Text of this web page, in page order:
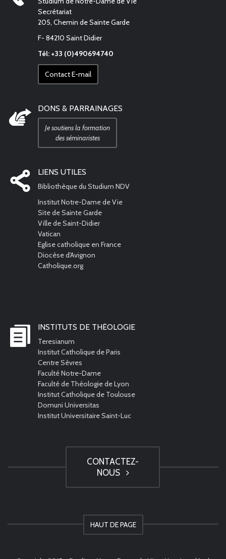
Secrétariat
205, Chemin de Sainte Garde
F- 84210 Saint Didier
Tél: +33 (0)490694740
Contact E-mail
DONS & PARRAINAGES
Je soutiens la formation
des séminaristes
LIENS UTILES
Bibliothèque du Studium NDV
Institut Notre-Dame de Vie
Site de Sainte Garde
Ville de Saint-Didier
Vatican
Eglise catholique en France
Diocèse d'Avignon
Catholique.org
INSTITUTS DE THÉOLOGIE
Teresianum
Institut Catholique de Paris
Centre Sèvres
Faculté Notre-Dame
Faculté de Théologie de Lyon
Institut Catholique de Toulouse
Domuni Universitas
Institut Universitaire Saint-Luc
CONTACTEZ-
NOUS
HAUT DE PAGE